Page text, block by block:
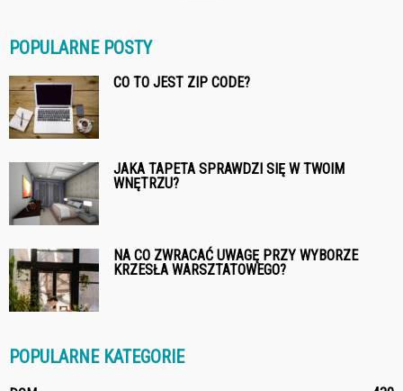
POPULARNE POSTY
CO TO JEST ZIP CODE?
JAKA TAPETA SPRAWDZI SIĘ W TWOIM
WNĘTRZU?
NA CO ZWRACAĆ UWAGĘ PRZY WYBORZE
KRZESŁA WARSZTATOWEGO?
POPULARNE KATEGORIE